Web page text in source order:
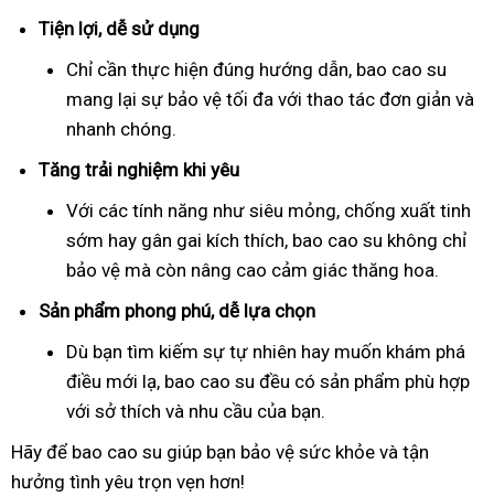
Tiện lợi, dễ sử dụng
Chỉ cần thực hiện đúng hướng dẫn, bao cao su
mang lại sự bảo vệ tối đa với thao tác đơn giản và
nhanh chóng.
Tăng trải nghiệm khi yêu
Với các tính năng như siêu mỏng, chống xuất tinh
sớm hay gân gai kích thích, bao cao su không chỉ
bảo vệ mà còn nâng cao cảm giác thăng hoa.
Sản phẩm phong phú, dễ lựa chọn
Dù bạn tìm kiếm sự tự nhiên hay muốn khám phá
điều mới lạ, bao cao su đều có sản phẩm phù hợp
với sở thích và nhu cầu của bạn.
Hãy để bao cao su giúp bạn bảo vệ sức khỏe và tận
hưởng tình yêu trọn vẹn hơn!